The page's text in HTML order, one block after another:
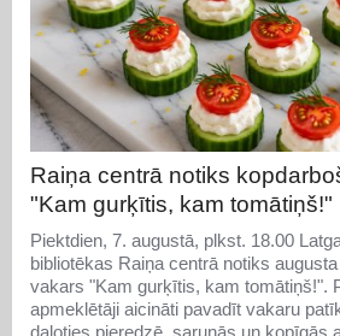
Raiņa centrā notiks
"Kam gurķītis, kam tomātiņš!"
Piektdien, 7. augustā, plkst. 18.00
bibliotēkas Raiņa centrā notiks
vakars "Kam gurķītis, kam tomātiņš!".
apmeklētāji aicināti pavadīt vakaru